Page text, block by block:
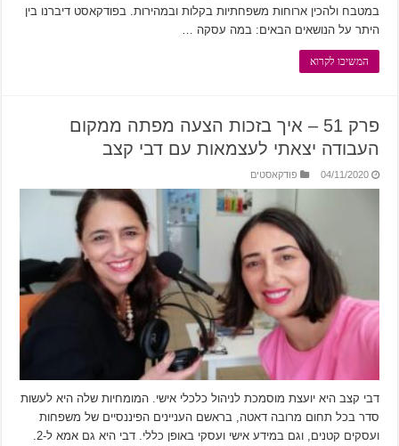
במטבח ולהכין ארוחות משפחתיות בקלות ובמהירות. בפודקאסט דיברנו בין
היתר על הנושאים הבאים: במה עסקה …
המשיכו לקרוא
פרק 51 – איך בזכות הצעה מפתה ממקום
העבודה יצאתי לעצמאות עם דבי קצב
04/11/2020 פודקאסטים
דבי קצב היא יועצת מוסמכת לניהול כלכלי אישי. המומחיות שלה היא לעשות
סדר בכל תחום מרובה דאטה, בראשם העניינים הפיננסיים של משפחות
ועסקים קטנים, וגם במידע אישי ועסקי באופן כללי. דבי היא גם אמא ל-2.